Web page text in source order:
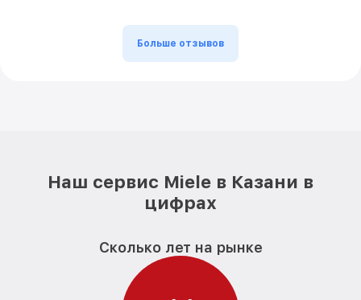
Больше отзывов
Наш сервис Miele в Казани в
цифрах
Сколько лет на рынке